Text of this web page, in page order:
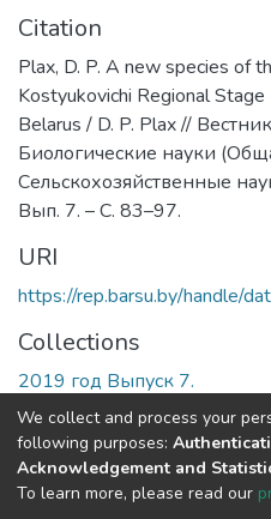
Citation
Plax, D. P. A new species of
Kostyukovichi Regional
Belarus / D. P. Plax //
Биологические науки
Сельскохозяйственные
Вып. 7. – С. 83–97.
URI
https://rep.barsu.by/handle/
Collections
2019 год Выпуск 7.
Full item page
DSpace software
We collect and process your
following purposes:
Acknowledgement and
To learn more, please read our